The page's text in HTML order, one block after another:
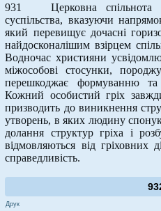
931 Церковна спільнота
суспільства, вказуючи
який перевищує дочасні
найдосконалішим взірцем
Водночас християни
міжособові стосунки,
перешкоджає формуванню та
Кожний особистий гріх
призводить до виникнення
утворень, в яких людину
долання структур гріха і
відмовляються від гріховних
справедливість.
Друк